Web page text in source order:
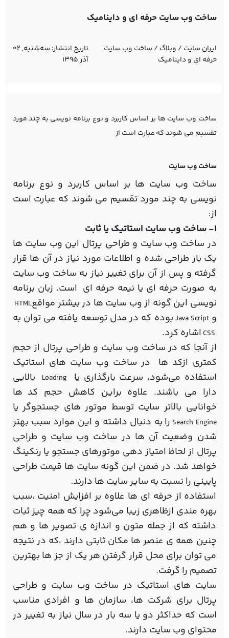
ساخت وب سایت حرفه ای و داینامیک
ایران سایت / وبلاگ / ساخت وب سایت
حرفه ای و داینامیک
تاریخ انتشار:
ﺳﻪشنبه, 02
آذر,1395
ساخت وب سایت ها بر اساس کاربرد و نوع برنامه نویسی به چند مورد
تقسیم می شوند که عبارت است از
ساخت وب سایت
ساخت وب سایت ها بر اساس کاربرد و نوع برنامه
نویسی به چند مورد تقسیم می شوند که عبارت است
از:
1- ساخت وب سایت استاتیک یا ثابت
در ساخت وب سایت و طراحی پرتال این وب سایت ها
یک بار طراحی شده و اطلاعات مورد نیاز در آن ها قرار
گرفته و پس از آن برای تغییر نیاز به ساخت وب سایت
به صورت حرفه ای یا نیمه حرفه ای است. زبان برنامه
نویسی این گونه از وب سایت ها در بیشتر مواقعHTML
و Java Script بوده که در مدل توسعه یافته می توان به
CSSاشاره کرد.
از آنجا که در ساخت وب سایت و طراحی پرتال از حجم
کمتری ازکد ها در ساخت وب سایت های استاتیک
استفاده می‌شود، سرعت بارگذاری یا
Loading بالایی
دارا می باشند. علاوه براین کاهش حجم کد ها
خوانایی بالاتر سایت توسط موتور های جستجوگر یا
Search Engine را به دنبال داشته و این موارد سبب بهتر
شدن وضعیت آن ها در ساخت وب سایت و طراحی
پرتال از لحاظ امتیاز دهی موتورهای جستجو یا رنکینگ
خواهد شد. در ضمن این گونه سایت ها قیمت طراحی
پایینی را نسبت به سایر سایت ها دارند.
استفاده از حرفه ای ها علاوه بر افزایش امنیت ،سبب
بهره مندی ازظاهری زیبا می‌شود چرا که همه چیز ثبات
داشته که از جمله متون و اندازه ی تصویر ها و هم
چنین همه ی عنصر ها مکان ثابتی دارند ،که در نتیجه
می توان برای محل قرار گرفتن هر یک از جز ها بهترین
تصمیم را گرفت.
سایت های استاتیک در ساخت وب سایت و طراحی
پرتال برای شرکت ها، سازمان ها و افرادی مناسب
است که حداکثر دو یا سه بار در سال نیاز به تغییر در
محتوای وب سایت دارند.